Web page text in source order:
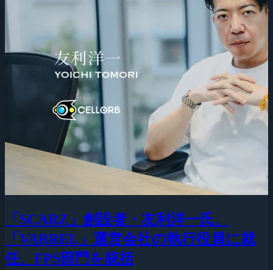
「SCARZ」創設者・友利洋一氏、
「VARREL」運営会社の執行役員に就
任、FPS部門を統括